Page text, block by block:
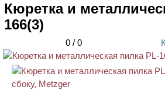
Кюретка и
166(3)
0 / 0
АКЦИЯ